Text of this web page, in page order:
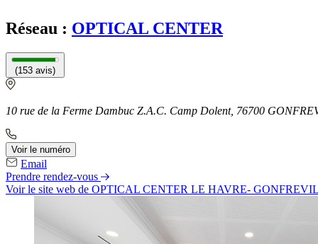
Réseau : OPTICAL CENTER
(153 avis)
10 rue de la Ferme Dambuc Z.A.C. Camp Dolent, 76700
Voir le numéro
Email
Prendre rendez-vous
Voir le site web de OPTICAL CENTER LE HAVRE-